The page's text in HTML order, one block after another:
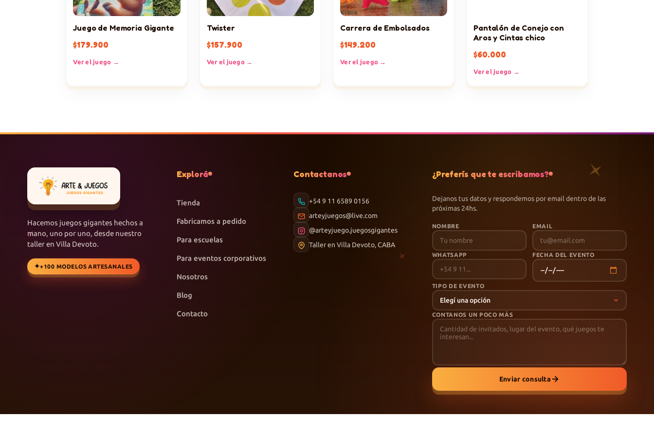
Juego de Memoria Gigante
$179.900
Ver el juego →
Twister
$157.900
Ver el juego →
Carrera de Embolsados
$149.200
Ver el juego →
Pantalón de Conejo con
Aros y Cintas chico
$60.000
Ver el juego →
Hacemos juegos gigantes hechos a
mano, uno por uno, desde nuestro
taller en Villa Devoto.
+100 MODELOS ARTESANALES
Explorá
Tienda
Fabricamos a pedido
Para escuelas
Para eventos corporativos
Nosotros
Blog
Contacto
Contactanos
+54 9 11 6589 0156
arteyjuegos@live.com
@arteyjuego.juegosgigantes
Taller en Villa Devoto, CABA
¿Preferís que te escribamos?
Dejanos tus datos y respondemos por email dentro de las
próximas 24hs.
NOMBRE EMAIL
WHATSAPP FECHA DEL EVENTO
TIPO DE EVENTO
CONTANOS UN POCO MÁS
Enviar consulta